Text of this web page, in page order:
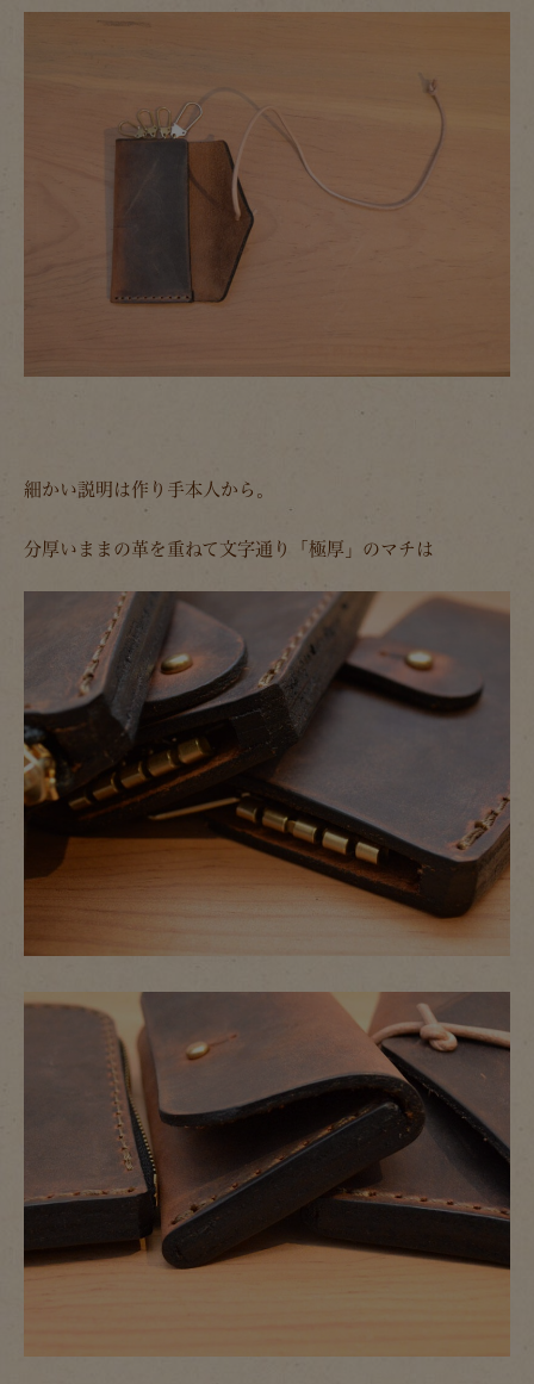
細かい説明は作り手本人から。
分厚いままの革を重ねて文字通り「極厚」のマチは